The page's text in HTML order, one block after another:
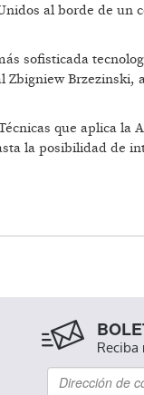
al borde de un
sofisticada
Brzezinski,
que aplica la
la posibilidad de
Reciba